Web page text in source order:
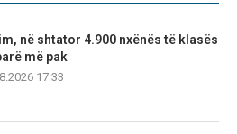
në shtator 4.900 nxënës të klasës
më pak
17:33